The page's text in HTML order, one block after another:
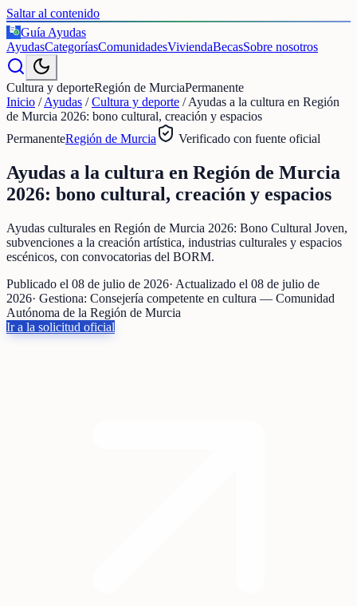
Saltar al contenido
€
Guía Ayudas
AyudasCategoríasComunidadesViviendaBecasSobre nosotros
Cultura y deporteRegión de MurciaPermanente
Inicio /Ayudas /Cultura y deporte /Ayudas a la cultura en Región
de Murcia 2026: bono cultural, creación y espacios
PermanenteRegión de Murcia Verificado con fuente oficial
Ayudas a la cultura en Región de Murcia
2026: bono cultural, creación y espacios
Ayudas culturales en Región de Murcia 2026: Bono Cultural Joven,
subvenciones a la creación artística, industrias culturales y espacios
escénicos, con convocatorias del BORM.
Publicado el 08 de julio de 2026· Actualizado el 08 de julio de
2026· Gestiona: Consejería competente en cultura — Comunidad
Autónoma de la Región de Murcia
Ir a la solicitud oficial